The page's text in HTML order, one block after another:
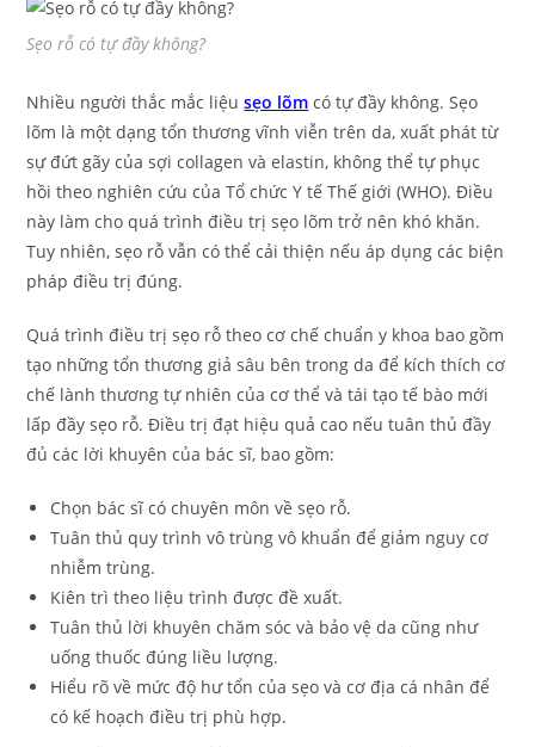
Sẹo rỗ có tự đầy không?
Nhiều người thắc mắc liệusẹo lõm có tự đầy không. Sẹo
lõm là một dạng tổn thương vĩnh viễn trên da, xuất phát từ
sự đứt gãy của sợi collagen và elastin, không thể tự phục
hồi theo nghiên cứu của Tổ chức Y tế Thế giới (WHO). Điều
này làm cho quá trình điều trị sẹo lõm trở nên khó khăn.
Tuy nhiên, sẹo rỗ vẫn có thể cải thiện nếu áp dụng các biện
pháp điều trị đúng.
Quá trình điều trị sẹo rỗ theo cơ chế chuẩn y khoa bao gồm
tạo những tổn thương giả sâu bên trong da để kích thích cơ
chế lành thương tự nhiên của cơ thể và tái tạo tế bào mới
lấp đầy sẹo rỗ. Điều trị đạt hiệu quả cao nếu tuân thủ đầy
đủ các lời khuyên của bác sĩ, bao gồm:
Chọn bác sĩ có chuyên môn về sẹo rỗ.
Tuân thủ quy trình vô trùng vô khuẩn để giảm nguy cơ
nhiễm trùng.
Kiên trì theo liệu trình được đề xuất.
Tuân thủ lời khuyên chăm sóc và bảo vệ da cũng như
uống thuốc đúng liều lượng.
Hiểu rõ về mức độ hư tổn của sẹo và cơ địa cá nhân để
có kế hoạch điều trị phù hợp.